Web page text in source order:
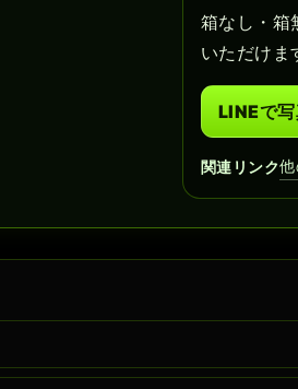
箱なし・箱
いただけま
LINEで
関連リンク